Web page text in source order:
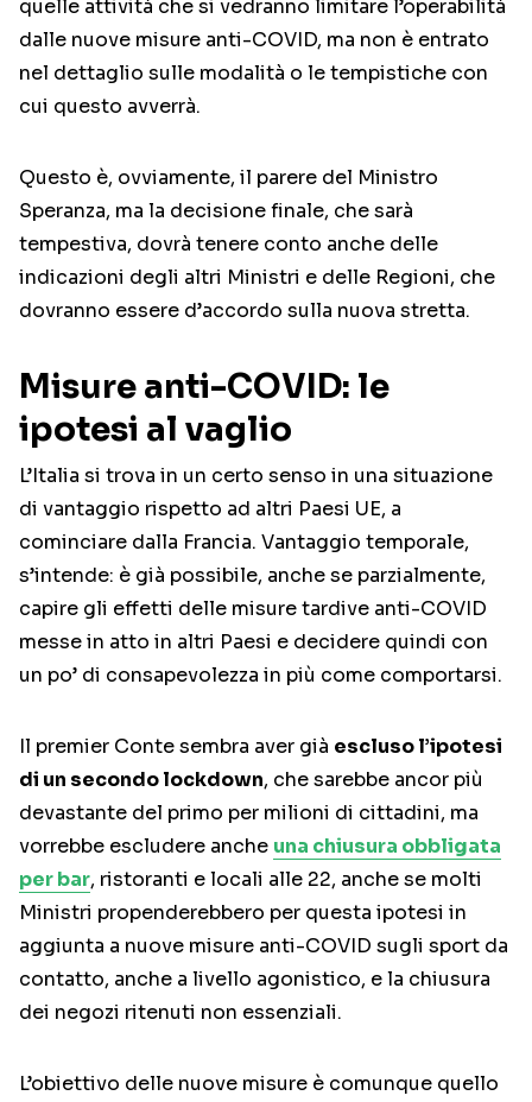
quelle attività che si vedranno limitare l’operabilità
dalle nuove misure anti-COVID, ma non è entrato
nel dettaglio sulle modalità o le tempistiche con
cui questo avverrà.
Questo è, ovviamente, il parere del Ministro
Speranza, ma la decisione finale, che sarà
tempestiva, dovrà tenere conto anche delle
indicazioni degli altri Ministri e delle Regioni, che
dovranno essere d’accordo sulla nuova stretta.
Misure anti-COVID: le
ipotesi al vaglio
L’Italia si trova in un certo senso in una situazione
di vantaggio rispetto ad altri Paesi UE, a
cominciare dalla Francia. Vantaggio temporale,
s’intende: è già possibile, anche se parzialmente,
capire gli effetti delle misure tardive anti-COVID
messe in atto in altri Paesi e decidere quindi con
un po’ di consapevolezza in più come comportarsi.
Il premier Conte sembra aver già escluso l’ipotesi
di un secondo lockdown, che sarebbe ancor più
devastante del primo per milioni di cittadini, ma
vorrebbe escludere anche una chiusura obbligata
per bar, ristoranti e locali alle 22, anche se molti
Ministri propenderebbero per questa ipotesi in
aggiunta a nuove misure anti-COVID sugli sport da
contatto, anche a livello agonistico, e la chiusura
dei negozi ritenuti non essenziali.
L’obiettivo delle nuove misure è comunque quello